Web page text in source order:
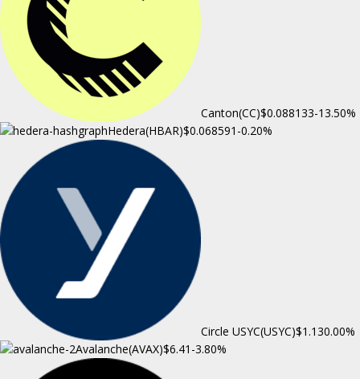
Canton(CC)$0.088133-13.50%
Hedera(HBAR)$0.068591 -0.20%
Circle USYC(USYC)$1.130.00%
Avalanche(AVAX)$6.41 -3.80%